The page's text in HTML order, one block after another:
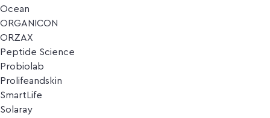
Ocean
ORGANICON
ORZAX
Peptide Science
Probiolab
Prolifeandskin
SmartLife
Solaray